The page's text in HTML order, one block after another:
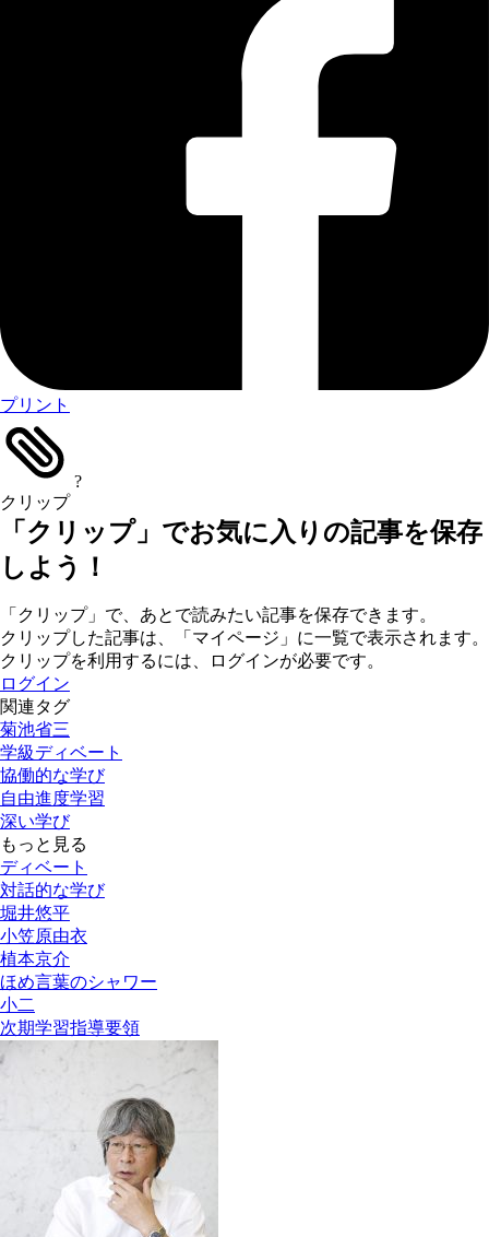
プリント
クリップ
?
「クリップ」でお気に入りの記事を保存
しよう！
「クリップ」で、あとで読みたい記事を保存できます。
クリップした記事は、「マイページ」に一覧で表示されます。
クリップを利用するには、ログインが必要です。
ログイン
関連タグ
菊池省三
学級ディベート
協働的な学び
自由進度学習
深い学び
もっと見る
ディベート
対話的な学び
堀井悠平
小笠原由衣
植本京介
ほめ言葉のシャワー
小二
次期学習指導要領